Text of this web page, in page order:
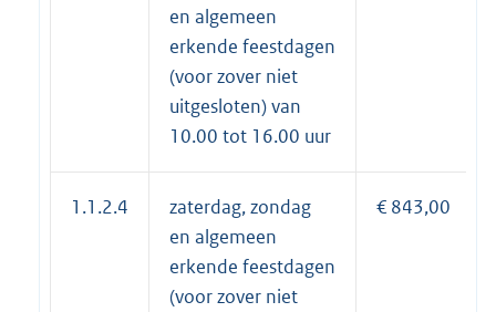
en algemeen
erkende feestdagen
(voor zover niet
uitgesloten) van
10.00 tot 16.00 uur
1.1.2.4
zaterdag, zondag
en algemeen
erkende feestdagen
(voor zover niet
€ 843,00